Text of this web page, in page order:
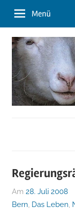
Inhalt
Menü
der
Blog
klein-
skigebiete.ch
Am 28. Juli 2008
Bern, Das Leben,